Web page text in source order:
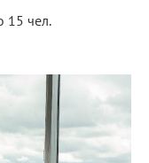
15 чел.